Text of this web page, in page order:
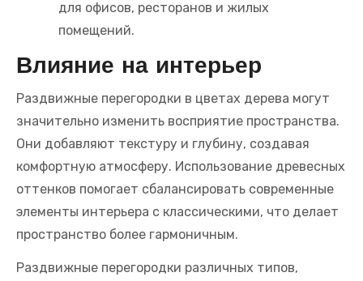
для офисов, ресторанов и жилых
помещений.
Влияние на интерьер
Раздвижные перегородки в цветах дерева могут
значительно изменить восприятие пространства.
Они добавляют текстуру и глубину, создавая
комфортную атмосферу. Использование древесных
оттенков помогает сбалансировать современные
элементы интерьера с классическими, что делает
пространство более гармоничным.
Раздвижные перегородки различных типов,